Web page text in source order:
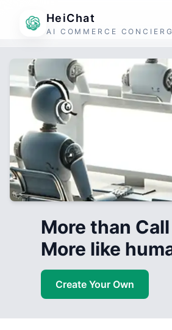
HeiChat
AI COMMERCE
More than
More like
Create Your Own